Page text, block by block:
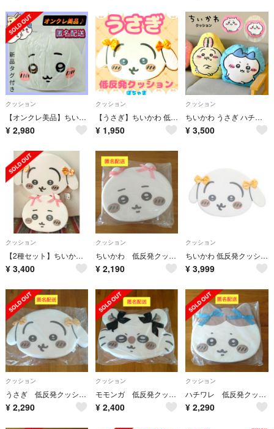
クッション
【オンクレ美品】ちいかわ プレミアム ドームクッション /新品タグ付き
¥ 2,980
クッション
【うさぎ】ちいかわ 低反発フェイスクッション
¥ 1,950
クッション
ちいかわ うさぎ ハチワレ クッション ぬいぐるみ 抱き枕 背もたれ 背当てクッション ソファ 車 椅子 ベッド 寝室 リビング インテリア もちもち ふわふわ かわいい 癒し キャラクター ナガノ グッズ 誕生日 ギフ
¥ 3,500
クッション
【2種セット】ちいかわ うさぎ 低反発クッション
¥ 3,400
クッション
ちいかわ 低反発クッション
¥ 2,190
クッション
ちいかわ 低反発クッション リボン うさぎ たれみみ プライズ インテリア
¥ 3,999
クッション
うさぎ 低反発クッション
¥ 2,290
クッション
モモンガ 低反発クッション
¥ 2,400
クッション
ハチワレ 低反発クッション
¥ 2,290